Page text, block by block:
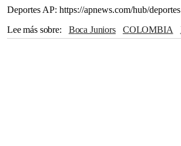
Deportes AP: https://apnews.com/hub/deportes
Lee más sobre
Boca Juniors COLOMBIA